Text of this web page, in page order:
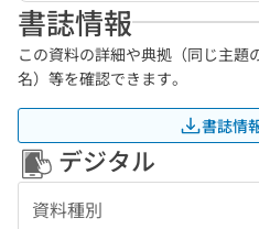
書誌情報
この資料の詳細や典拠（同じ主題
名）等を確認できます。
書誌情
デジタル
資料種別